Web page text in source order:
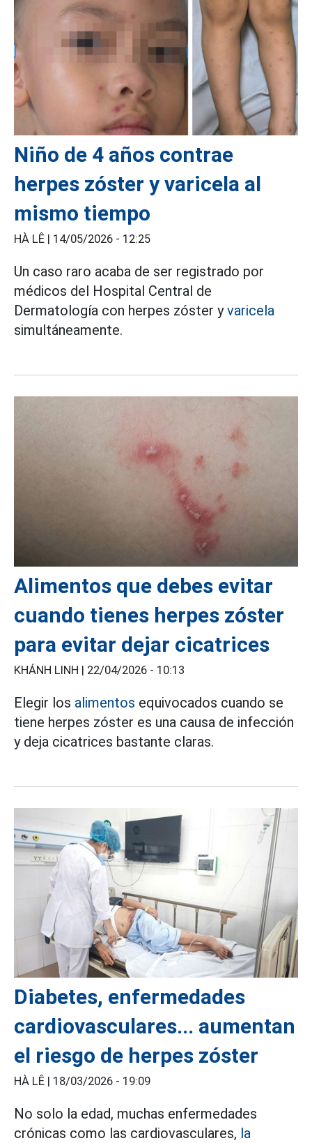
Niño de 4 años contrae
herpes zóster y varicela al
mismo tiempo
HÀ LÊ | 14/05/2026 - 12:25
Un caso raro acaba de ser registrado por
médicos del Hospital Central de
Dermatología con herpes zóster yvaricela
simultáneamente.
Alimentos que debes evitar
cuando tienes herpes zóster
para evitar dejar cicatrices
KHÁNH LINH | 22/04/2026 - 10:13
Elegir los alimentos equivocados cuando se
tiene herpes zóster es una causa de infección
y deja cicatrices bastante claras.
Diabetes, enfermedades
cardiovasculares... aumentan
el riesgo de herpes zóster
HÀ LÊ | 18/03/2026 - 19:09
No solo la edad, muchas enfermedades
crónicas como las cardiovasculares, la